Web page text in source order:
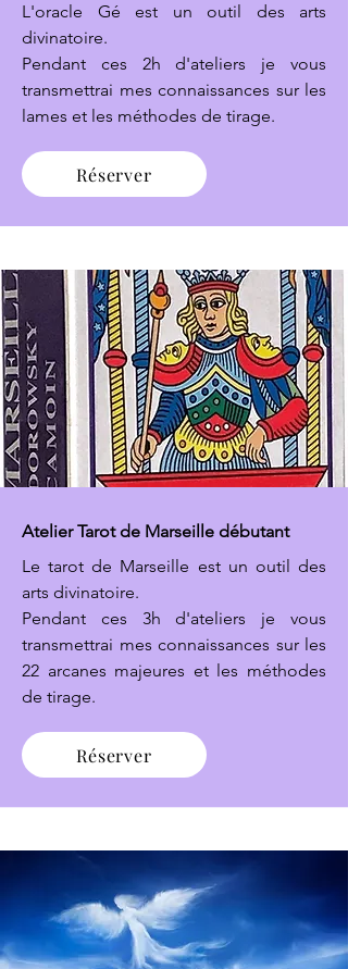
L'oracle Gé est un outil des arts
divinatoire.
Pendant ces 2h d'ateliers je vous
transmettrai mes connaissances sur les
lames et les méthodes de tirage.
Réserver
Atelier Tarot de Marseille débutant
Le tarot de Marseille est un outil des
arts divinatoire.
Pendant ces 3h d'ateliers je vous
transmettrai mes connaissances sur les
22 arcanes majeures et les méthodes
de tirage.
Réserver